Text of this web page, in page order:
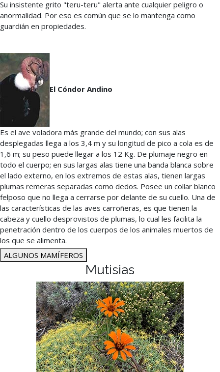
Su insistente grito "teru-teru" alerta ante cualquier peligro o
anormalidad. Por eso es común que se lo mantenga como
guardián en propiedades.
El Cóndor Andino
Es el ave voladora más grande del mundo; con sus alas
desplegadas llega a los 3,4 m y su longitud de pico a cola es de
1,6 m; su peso puede llegar a los 12 Kg. De plumaje negro en
todo el cuerpo; en sus largas alas tiene una banda blanca sobre
el lado externo, en los extremos de estas alas, tienen largas
plumas remeras separadas como dedos. Posee un collar blanco
felposo que no llega a cerrarse por delante de su cuello. Una de
las características de las aves carroñeras, es que tienen la
cabeza y cuello desprovistos de plumas, lo cual les facilita la
penetración dentro de los cuerpos de los animales muertos de
los que se alimenta.
ALGUNOS MAMÍFEROS
Mutisias